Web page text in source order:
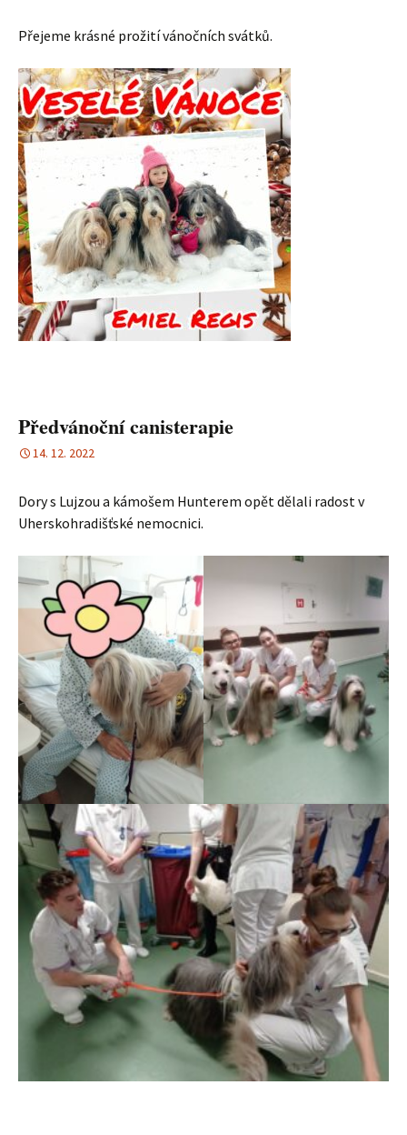
Přejeme krásné prožití vánočních svátků.
Předvánoční canisterapie
14. 12. 2022
Dory s Lujzou a kámošem Hunterem opět dělali radost v
Uherskohradišťské nemocnici.